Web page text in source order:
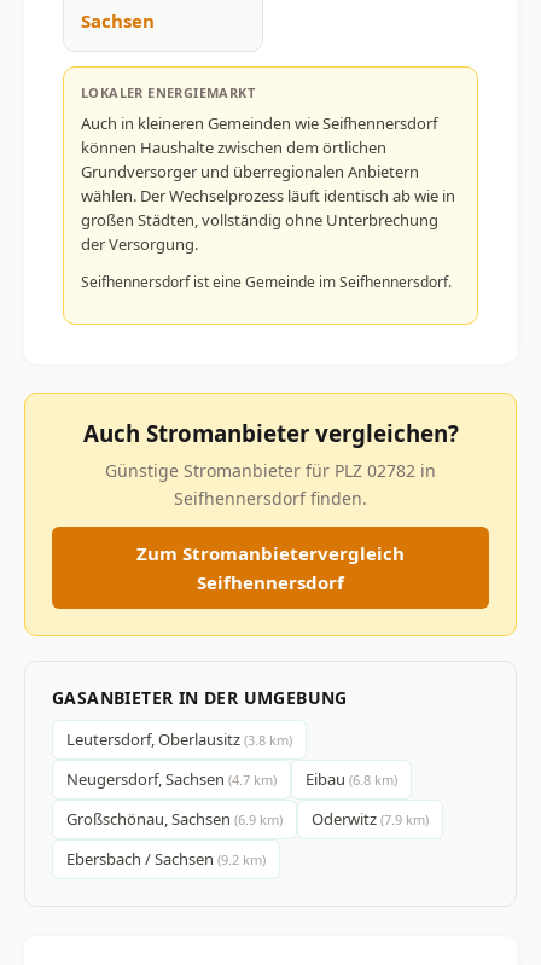
Sachsen
LOKALER ENERGIEMARKT
Auch in kleineren Gemeinden wie Seifhennersdorf
können Haushalte zwischen dem örtlichen
Grundversorger und überregionalen Anbietern
wählen. Der Wechselprozess läuft identisch ab wie in
großen Städten, vollständig ohne Unterbrechung
der Versorgung.
Seifhennersdorf ist eine Gemeinde im Seifhennersdorf.
Auch Stromanbieter vergleichen?
Günstige Stromanbieter für PLZ 02782 in
Seifhennersdorf finden.
Zum Stromanbietervergleich
Seifhennersdorf
GASANBIETER IN DER UMGEBUNG
Leutersdorf, Oberlausitz (3.8 km)
Neugersdorf, Sachsen (4.7 km) Eibau (6.8 km)
Großschönau, Sachsen (6.9 km) Oderwitz (7.9 km)
Ebersbach / Sachsen (9.2 km)